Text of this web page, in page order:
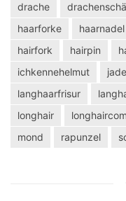
drache
haarforke
haarnadel
hairfork
hairpin
ichkennehelmut
langhaarfrisur
longhair
mond
rapunzel